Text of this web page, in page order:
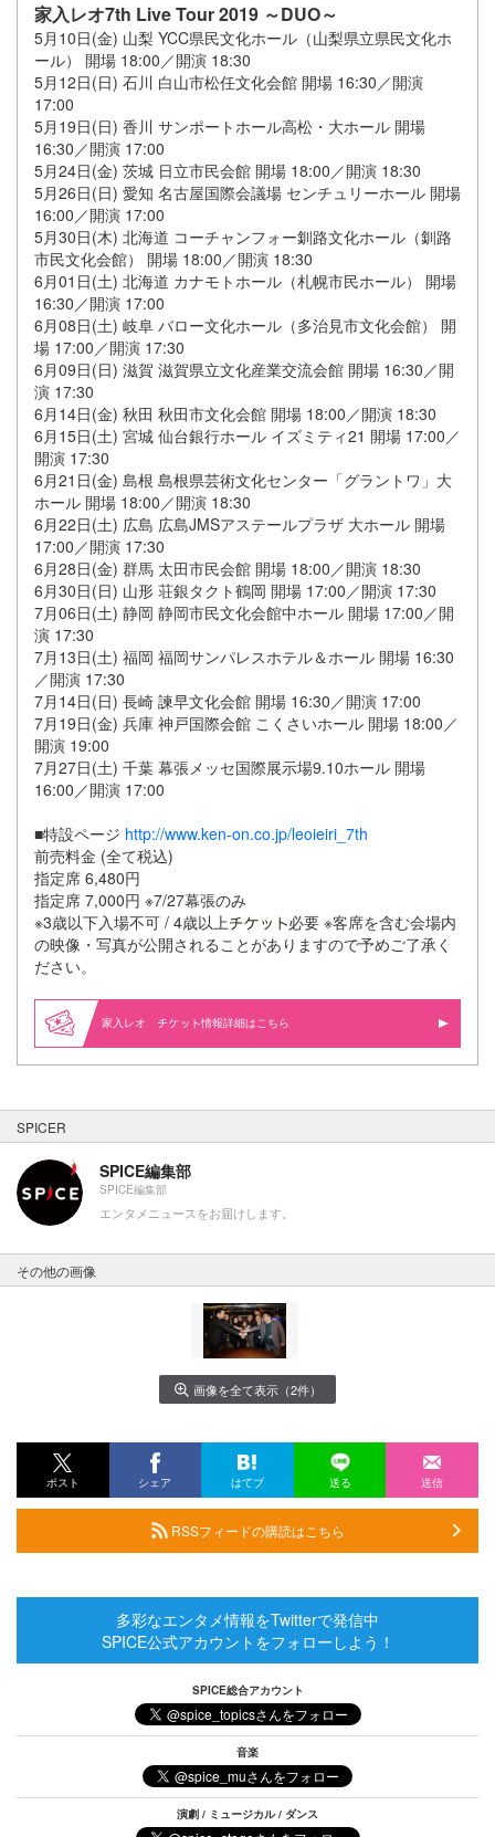
家入レオ7th Live Tour 2019 ～DUO～
5月10日(金) 山梨 YCC県民文化ホール（山梨県立県民文化ホ
ール） 開場 18:00／開演 18:30
5月12日(日) 石川 白山市松任文化会館 開場 16:30／開演
17:00
5月19日(日) 香川 サンポートホール高松・大ホール 開場
16:30／開演 17:00
5月24日(金) 茨城 日立市民会館 開場 18:00／開演 18:30
5月26日(日) 愛知 名古屋国際会議場 センチュリーホール 開場
16:00／開演 17:00
5月30日(木) 北海道 コーチャンフォー釧路文化ホール（釧路
市民文化会館） 開場 18:00／開演 18:30
6月01日(土) 北海道 カナモトホール（札幌市民ホール） 開場
16:30／開演 17:00
6月08日(土) 岐阜 バロー文化ホール（多治見市文化会館） 開
場 17:00／開演 17:30
6月09日(日) 滋賀 滋賀県立文化産業交流会館 開場 16:30／開
演 17:30
6月14日(金) 秋田 秋田市文化会館 開場 18:00／開演 18:30
6月15日(土) 宮城 仙台銀行ホール イズミティ21 開場 17:00／
開演 17:30
6月21日(金) 島根 島根県芸術文化センター「グラントワ」大
ホール 開場 18:00／開演 18:30
6月22日(土) 広島 広島JMSアステールプラザ 大ホール 開場
17:00／開演 17:30
6月28日(金) 群馬 太田市民会館 開場 18:00／開演 18:30
6月30日(日) 山形 荘銀タクト鶴岡 開場 17:00／開演 17:30
7月06日(土) 静岡 静岡市民文化会館中ホール 開場 17:00／開
演 17:30
7月13日(土) 福岡 福岡サンパレスホテル＆ホール 開場 16:30
／開演 17:30
7月14日(日) 長崎 諫早文化会館 開場 16:30／開演 17:00
7月19日(金) 兵庫 神戸国際会館 こくさいホール 開場 18:00／
開演 19:00
7月27日(土) 千葉 幕張メッセ国際展示場9.10ホール 開場
16:00／開演 17:00
■特設ページ http://www.ken-on.co.jp/leoieiri_7th
前売料金 (全て税込)
指定席 6,480円
指定席 7,000円 ※7/27幕張のみ
※3歳以下入場不可 / 4歳以上
必要 ※客席を含む会場内
の映像・写真が公開されることがありますので予めご了承く
ださい。
家入レオ 情報詳細はこちら
SPICER
SPICE編集部
SPICE編集部
エンタメニュースをお届けします。
その他の画像
画像を全て表示（2件）
ポスト シェア はてブ 送る 送信
RSSフィードの購読はこちら
多彩なエンタメ情報をTwitterで発信中
SPICE公式アカウントをフォローしよう！
SPICE総合アカウント
音楽
演劇 / ミュージカル / ダンス